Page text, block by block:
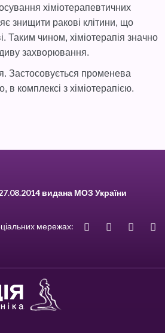
хіміотерапевтичних
знищити ракові клітини, що
Таким чином, хіміотерапія значно
захворювання.
Застосовується променева
в комплексі з хіміотерапією.
видана МОЗ України
мережах: